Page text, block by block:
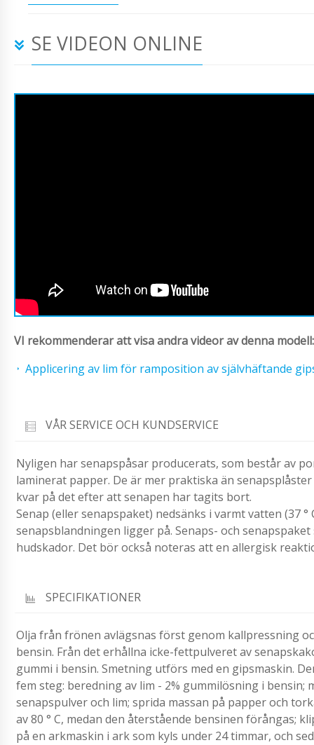
SE VIDEON ONLINE
VI rekommenderar att visa andra videor av denna modell:
Applicering av lim för ramposition av självhäftande
VÅR SERVICE OCH KUNDSERVICE
Nyligen har senapspåsar producerats, som består av
laminerat papper. De är mer praktiska än
kvar på det efter att senapen har tagits bort.
Senap (eller senapspaket) nedsänks i varmt vatten (37
senapsblandningen ligger på. Senaps- och
hudskador. Det bör också noteras att en allergisk
SPECIFIKATIONER
Olja från frönen avlägsnas först genom kallpressning
bensin. Från det erhållna icke-fettpulveret av
gummi i bensin. Smetning utförs med en gipsmaskin.
fem steg: beredning av lim - 2% gummilösning i
senapspulver och lim; sprida massan på papper och
av 80 ° C, medan den återstående bensinen förångas;
på en arkmaskin i ark som kyls under 24 timmar, och